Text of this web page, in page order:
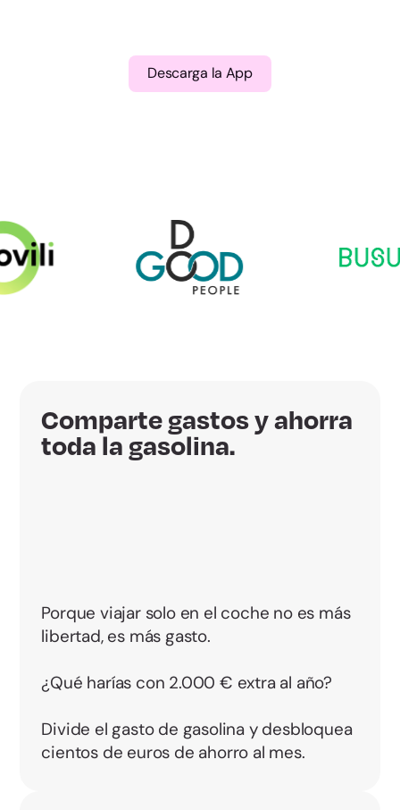
Descarga la App
Comparte gastos y ahorra
toda la gasolina.
Porque viajar solo en el coche no es más
libertad, es más gasto.
¿Qué harías con 2.000 € extra al año?
Divide el gasto de gasolina y desbloquea
cientos de euros de ahorro al mes.